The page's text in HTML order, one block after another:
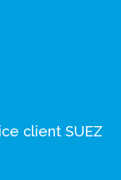
client SUEZ